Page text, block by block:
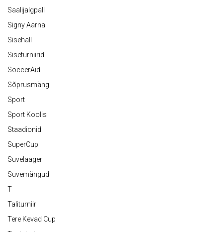
Saalijalgpall
Signy Aarna
Sisehall
Siseturniirid
SoccerAid
Sõprusmäng
Sport
Sport Koolis
Staadionid
SuperCup
Suvelaager
Suvemängud
T
Taliturniir
Tere Kevad Cup